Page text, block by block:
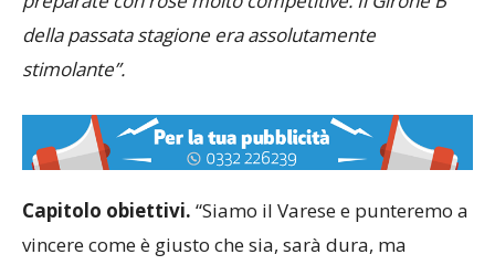
preparate con rose molto competitive. Il Girone B
della passata stagione era assolutamente
Capitolo obiettivi.“Siamo il Varese e punteremo a